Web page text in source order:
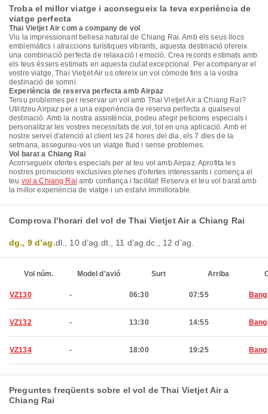
Troba el millor viatge i aconsegueix la teva experiència de
viatge perfecta
Thai Vietjet Air com a company de vol
Viu la impressionant bellesa natural de Chiang Rai. Amb els seus llocs
emblemàtics i atraccions turístiques vibrants, aquesta destinació ofereix
una combinació perfecta de relaxació i emoció. Crea records estimats amb
els teus éssers estimats en aquesta ciutat excepcional. Per acompanyar el
vostre viatge, Thai Vietjet Air us ofereix un vol còmode fins a la vostra
destinació de somni.
Experiència de reserva perfecta amb Airpaz
Teniu problemes per reservar un vol amb Thai Vietjet Air a Chiang Rai?
Utilitzeu Airpaz per a una experiència de reserva perfecta a qualsevol
destinació. Amb la nostra assistència, podeu afegir peticions especials i
personalitzar les vostres necessitats de vol, tot en una aplicació. Amb el
nostre servei d'atenció al client les 24 hores del dia, els 7 dies de la
setmana, assegureu-vos un viatge fluid i sense problemes.
Vol barat a Chiang Rai
Aconsegueix ofertes especials per al teu vol amb Airpaz. Aprofita les
nostres promocions exclusives plenes d'ofertes interessants i comença el
teu vol a Chiang Rai amb confiança i facilitat! Reserva el teu vol barat amb
la millor experiència de viatge i un estalvi immillorable.
Comprova l'horari del vol de Thai Vietjet Air a Chiang Rai
dg., 9 d’ag.dl., 10 d’ag. dt., 11 d’ag.dc., 12 d’ag.
Vol núm. Model d'avió Surt Arriba
VZ130 - 06:30 07:55
VZ132 - 13:30 14:55
VZ134 - 18:00 19:25
Preguntes freqüents sobre el vol de Thai Vietjet Air a
Chiang Rai